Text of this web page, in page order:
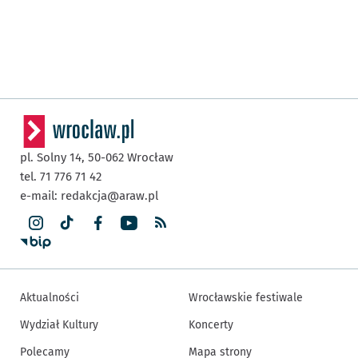
pl. Solny 14, 50-062 Wrocław
tel. 71 776 71 42
e-mail: redakcja@araw.pl
Aktualności
Wydział Kultury
Polecamy
Wrocławskie festiwale
Koncerty
Mapa strony